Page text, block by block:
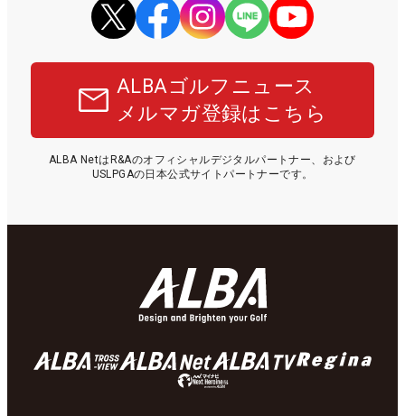
ALBAゴルフニュース
メルマガ登録はこちら
ALBA NetはR&Aのオフィシャルデジタルパートナー、および
USLPGAの日本公式サイトパートナーです。